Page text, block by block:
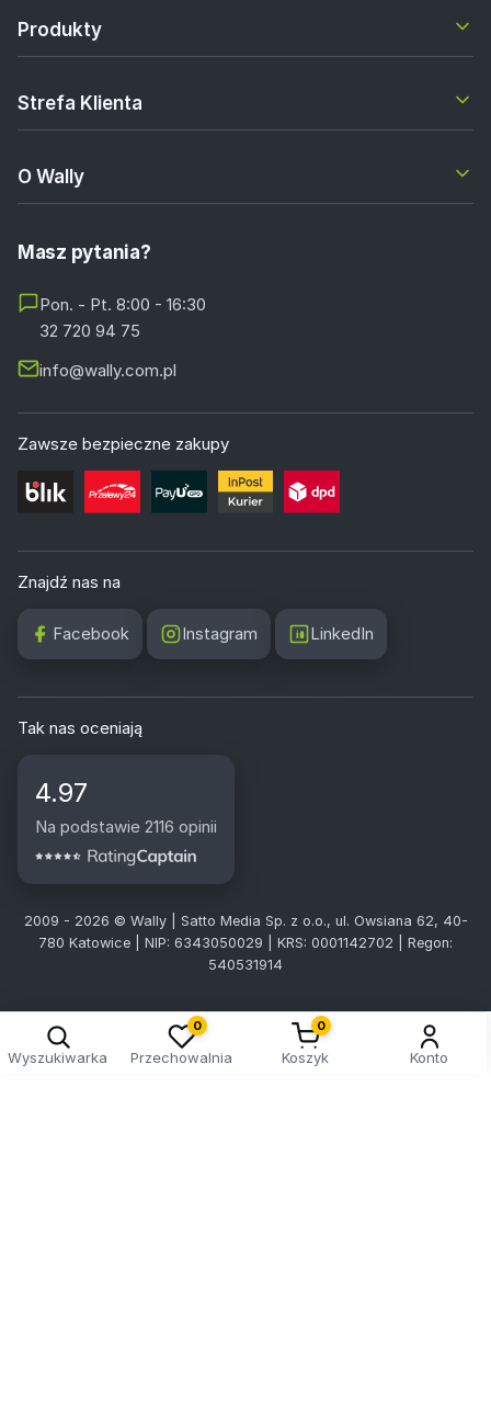
Produkty
Strefa Klienta
O Wally
Masz pytania?
Pon. - Pt. 8:00 - 16:30
32 720 94 75
info@wally.com.pl
Zawsze bezpieczne zakupy
Znajdź nas na
Facebook Instagram LinkedIn
Tak nas oceniają
4.97
Na podstawie 2116 opinii
2009 - 2026 © Wally | Satto Media Sp. z o.o., ul. Owsiana 62, 40-
780 Katowice | NIP: 6343050029 | KRS: 0001142702 | Regon:
540531914
Wyszukiwarka
0
Przechowalnia
0
Koszyk Konto